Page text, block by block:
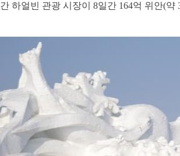
하얼빈 관광 시장이 8일간 164억 위안(